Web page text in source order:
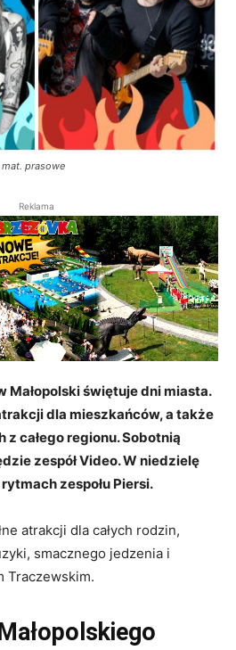
mat. prasowe
Reklama
Małopolski świętuje dni miasta.
dla mieszkańców, a także
całego regionu. Sobotnią
zespół Video. W niedzielę
zespołu Piersi.
atrakcji dla całych rodzin,
smacznego jedzenia i
Traczewskim.